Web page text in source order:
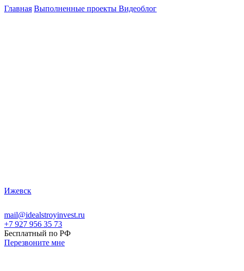
Главная Выполненные проекты Видеоблог
Ижевск
mail@idealstroyinvest.ru
+7 927 956 35 73
Бесплатный по РФ
Перезвоните мне